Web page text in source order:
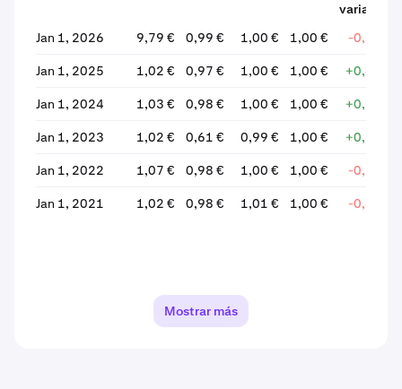
variación
Jan 1, 2026
9,79 € 0,99 € 1,00 € 1,00 € -0,13 %
Jan 1, 2025 1,02 € 0,97 € 1,00 € 1,00 € +0,42 %
Jan 1, 2024 1,03 € 0,98 € 1,00 € 1,00 € +0,23 %
Jan 1, 2023 1,02 € 0,61 € 0,99 € 1,00 € +0,87 %
Jan 1, 2022 1,07 € 0,98 € 1,00 € 1,00 € -0,38 %
Jan 1, 2021 1,02 € 0,98 € 1,01 € 1,00 € -0,47 %
Mostrar más